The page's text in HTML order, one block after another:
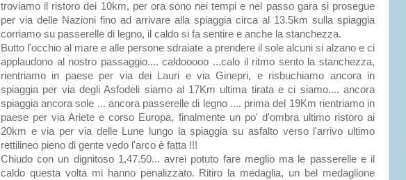
troviamo il ristoro dei 10km, per ora sono nei tempi e nel passo gara si prosegue
per via delle Nazioni fino ad arrivare alla spiaggia circa al 13.5km sulla spiaggia
corriamo su passerelle di legno, il caldo si fa sentire e anche la stanchezza.
Butto l'occhio al mare e alle persone sdraiate a prendere il sole alcuni si alzano e ci
applaudono al nostro passaggio.... caldooooo ...calo il ritmo sento la stanchezza,
rientriamo in paese per via dei Lauri e via Ginepri, e risbuchiamo ancora in
spiaggia per via degli Asfodeli siamo al 17Km ultima tirata e ci siamo.... ancora
spiaggia ancora sole ... ancora passerelle di legno .... prima del 19Km rientriamo in
paese per via Ariete e corso Europa, finalmente un po' d'ombra ultimo ristoro ai
20km e via per via delle Lune lungo la spiaggia su asfalto verso l'arrivo ultimo
rettilineo pieno di gente vedo l'arco è fatta !!!
Chiudo con un dignitoso 1,47.50... avrei potuto fare meglio ma le passerelle e il
caldo questa volta mi hanno penalizzato. Ritiro la medaglia, un bel medaglione